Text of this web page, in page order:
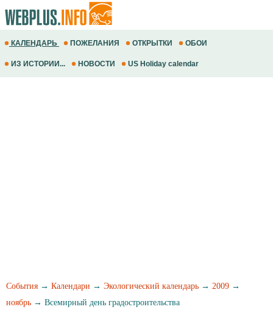
КАЛЕНДАРЬ ПОЖЕЛАНИЯ ОТКРЫТКИ ОБОИ
ИЗ ИСТОРИИ... НОВОСТИ US Holiday calendar
События → Календари → Экологический календарь → 2009 →
ноябрь → Всемирный день градостроительства